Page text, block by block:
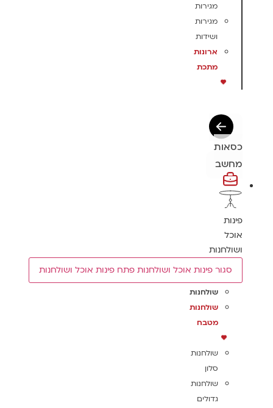
מגירות
מגירות
ושידות
ארונות
מתכת
כסאות
מחשב
פינות
אוכל
ושולחנות
סגור פינות אוכל ושולחנות פתח פינות אוכל ושולחנות
שולחנות
שולחנות
מטבח
שולחנות
סלון
שולחנות
גדולים